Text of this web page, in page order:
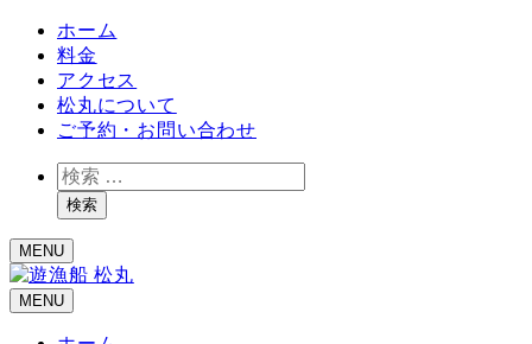
ホーム
料金
アクセス
松丸について
ご予約・お問い合わせ
検
索検索
MENU
MENU